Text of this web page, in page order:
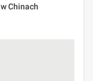
Chinach